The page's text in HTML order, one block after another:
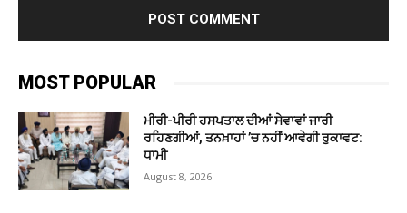
MOST POPULAR
ਮੀਰੀ-ਪੀਰੀ ਹਸਪਤਾਲ ਦੀਆਂ ਸੇਵਾਵਾਂ ਜਾਰੀ
ਰਹਿਣਗੀਆਂ, ਤਨਖ਼ਾਹਾਂ ’ਚ ਨਹੀਂ ਆਵੇਗੀ ਰੁਕਾਵਟ:
ਧਾਮੀ
August 8, 2026